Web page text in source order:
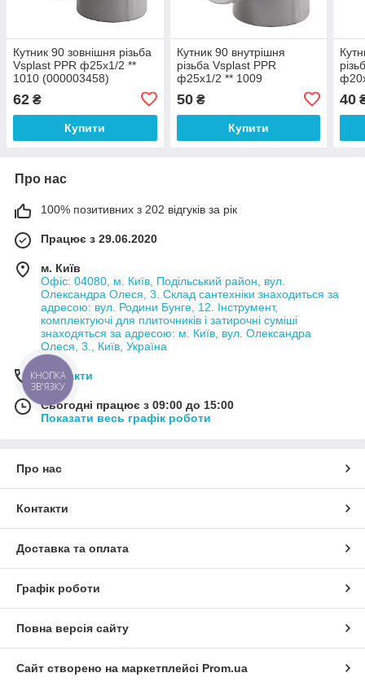
Кутник 90 зовнішня різьба
Vsplast PPR ф25х1/2 **
1010 (000003458)
62 ₴
Купити
Кутник 90 внутрішня
різьба Vsplast PPR
ф25х1/2 ** 1009
50₴
Купити
40
Про нас
100% позитивних з 202 відгуків за рік
Працює з 29.06.2020
м. Київ
Офіс: 04080, м. Київ, Подільський район, вул.
Олександра Олеся, 3. Склад сантехніки знаходиться за
адресою: вул. Родини Бунге, 12. Інструмент,
комплектуючі для плиточників і затирочні суміші
знаходяться за адресою: м. Київ, вул. Олександра
Олеся, 3., Київ, Україна
Контакти
Сьогодні працює з 09:00 до 15:00
Показати весь графік роботи
Про нас
Контакти
Доставка та оплата
Графік роботи
Повна версія сайту
Сайт створено на маркетплейсі Prom.ua
КНОПКА
ЗВ'ЯЗКУ